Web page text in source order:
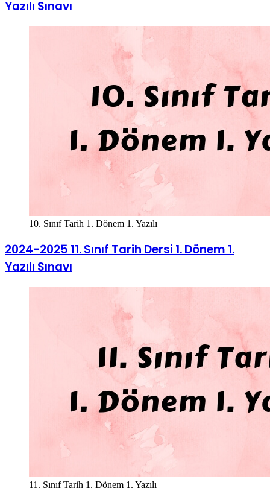
Yazılı Sınavı
10. Sınıf Tarih 1. Dönem 1. Yazılı
2024-2025 11. Sınıf Tarih Dersi 1. Dönem 1.
Yazılı Sınavı
11. Sınıf Tarih 1. Dönem 1. Yazılı